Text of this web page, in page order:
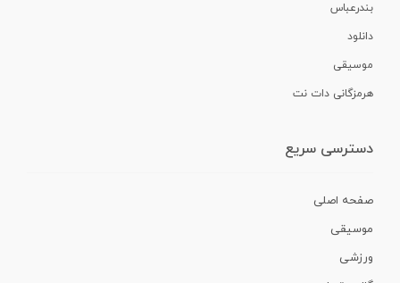
بندرعباس
دانلود
موسیقی
هرمزگانی دات نت
دسترسی سریع
صفحه اصلی
موسیقی
ورزشی